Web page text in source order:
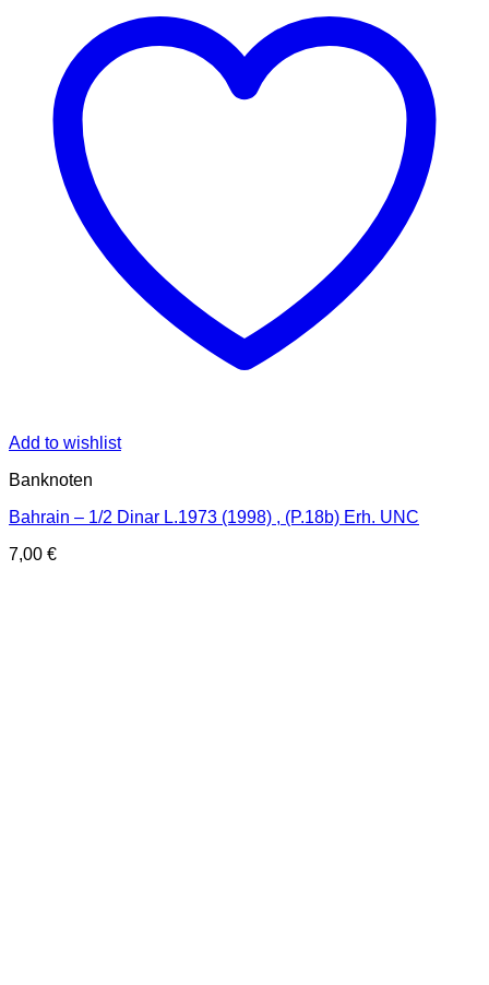
Add to wishlist
Banknoten
Bahrain – 1/2 Dinar L.1973 (1998) , (P.18b) Erh. UNC
7,00 €